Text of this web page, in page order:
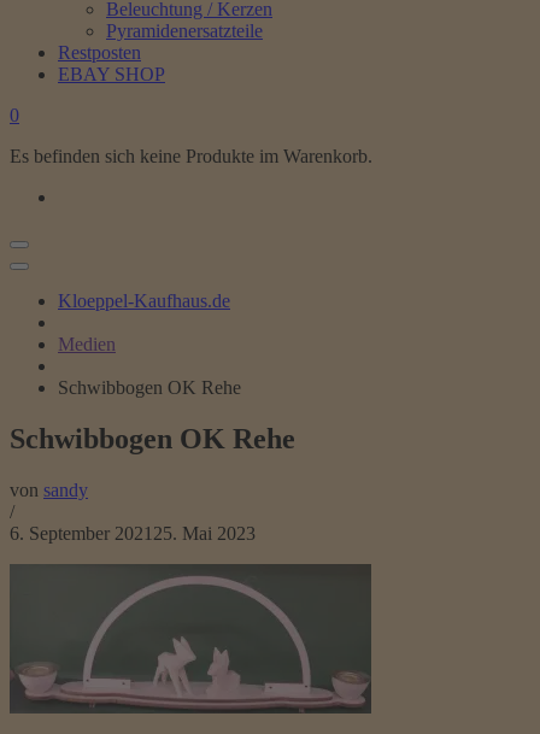
Beleuchtung / Kerzen
Pyramidenersatzteile
Restposten
EBAY SHOP
0
Es befinden sich keine Produkte im Warenkorb.
Kloeppel-Kaufhaus.de
Medien
Schwibbogen OK Rehe
Schwibbogen OK Rehe
von sandy
/
6. September 2021 25. Mai 2023